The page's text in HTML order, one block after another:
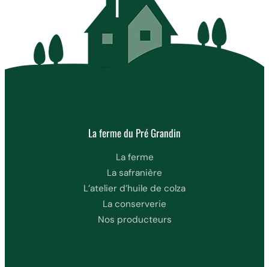
La ferme du Pré Grandin
La ferme
La safranière
L’atelier d’huile de colza
La conserverie
Nos producteurs